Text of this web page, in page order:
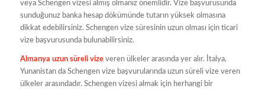
veya Schengen vizesi almış olmanız önemlidir. Vize başvurusunda
sunduğunuz banka hesap dökümünde tutarın yüksek olmasına
dikkat edebilirsiniz. Schengen vize süresinin uzun olması için ticari
vize başvurusunda bulunabilirsiniz.
Almanya uzun süreli vize veren ülkeler arasında yer alır. İtalya,
Yunanistan da Schengen vize başvurularında uzun süreli vize veren
ülkeler arasındadır. Schengen vizesi almak için herhangi bir